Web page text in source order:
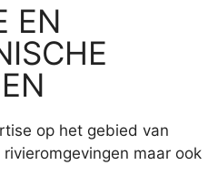
EN
op het gebied van
maar ook